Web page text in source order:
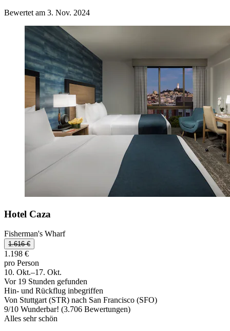
Bewertet am 3. Nov. 2024
Hotel Caza
Fisherman's Wharf
1.616 €
1.198 €
pro Person
10. Okt.–17. Okt.
Vor 19 Stunden gefunden
Hin- und Rückflug inbegriffen
Von Stuttgart (STR) nach San Francisco (SFO)
9/10 Wunderbar! (3.706 Bewertungen)
Alles sehr schön